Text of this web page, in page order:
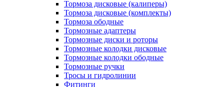
Тормоза дисковые (калиперы)
Тормоза дисковые (комплекты)
Тормоза ободные
Тормозные адаптеры
Тормозные диски и роторы
Тормозные колодки дисковые
Тормозные колодки ободные
Тормозные ручки
Тросы и гидролинии
Фитинги